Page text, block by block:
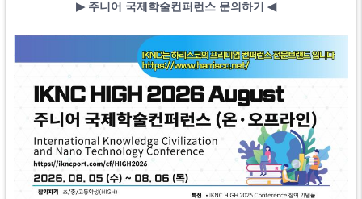
▶​ 주니어 국제학술컨퍼런스 문의하기 ◀